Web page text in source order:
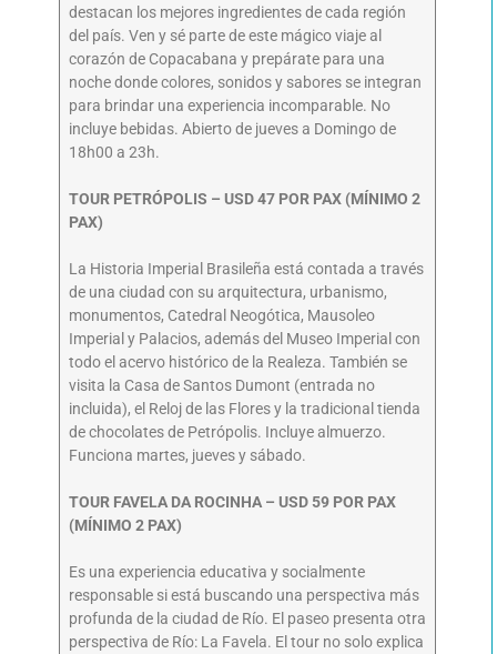
destacan los mejores ingredientes de cada región
del país. Ven y sé parte de este mágico viaje al
corazón de Copacabana y prepárate para una
noche donde colores, sonidos y sabores se integran
para brindar una experiencia incomparable. No
incluye bebidas. Abierto de jueves a Domingo de
18h00 a 23h.
TOUR PETRÓPOLIS – USD 47 POR PAX (MÍNIMO 2
PAX)
La Historia Imperial Brasileña está contada a través
de una ciudad con su arquitectura, urbanismo,
monumentos, Catedral Neogótica, Mausoleo
Imperial y Palacios, además del Museo Imperial con
todo el acervo histórico de la Realeza. También se
visita la Casa de Santos Dumont (entrada no
incluida), el Reloj de las Flores y la tradicional tienda
de chocolates de Petrópolis. Incluye almuerzo.
Funciona martes, jueves y sábado.
TOUR FAVELA DA ROCINHA – USD 59 POR PAX
(MÍNIMO 2 PAX)
Es una experiencia educativa y socialmente
responsable si está buscando una perspectiva más
profunda de la ciudad de Río. El paseo presenta otra
perspectiva de Río: La Favela. El tour no solo explica